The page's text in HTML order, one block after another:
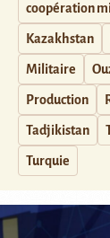
coopération
Kazakhstan
Militaire
Production
Tadjikistan
Turquie